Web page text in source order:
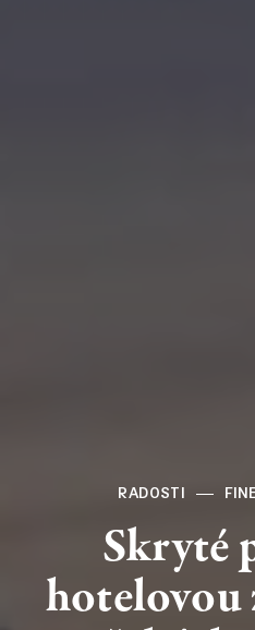
RADOSTI
Skryté
hotelovou